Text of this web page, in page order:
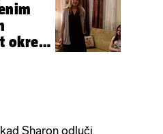
okreće
Sharon odluči